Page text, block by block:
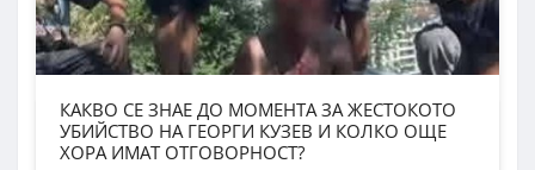
КАКВО СЕ ЗНАЕ ДО МОМЕНТА ЗА ЖЕСТОКОТО
УБИЙСТВО НА ГЕОРГИ КУЗЕВ И КОЛКО ОЩЕ
ХОРА ИМАТ ОТГОВОРНОСТ?